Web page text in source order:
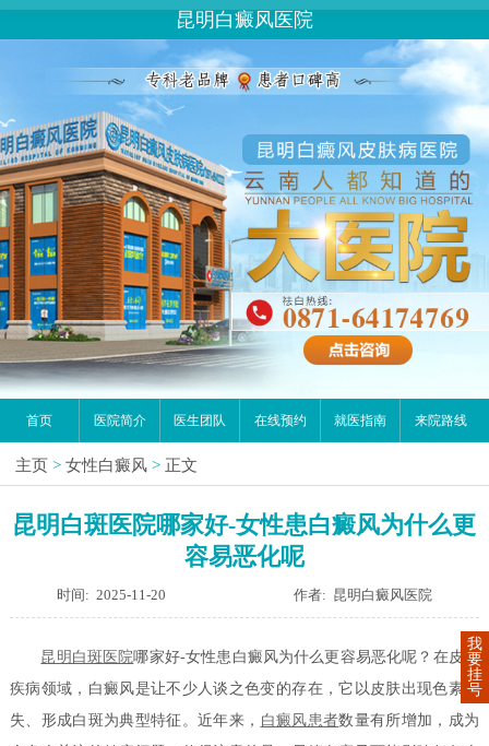
昆明白癜风医院
首页 医院简介 医生团队 在线预约 就医指南 来院路线
主页 > 女性白癜风 > 正文
昆明白斑医院哪家好-女性患白癜风为什么更
容易恶化呢
时间: 2025-11-20 作者: 昆明白癜风医院
昆明白斑医院哪家好-女性患白癜风为什么更容易恶化呢？在皮肤
疾病领域，白癜风是让不少人谈之色变的存在，它以皮肤出现色素缺
失、形成白斑为典型特征。近年来， 白癜风患者数量有所增加，成为
我
要
挂
号
请问你是有白斑、白癜风问题吗？